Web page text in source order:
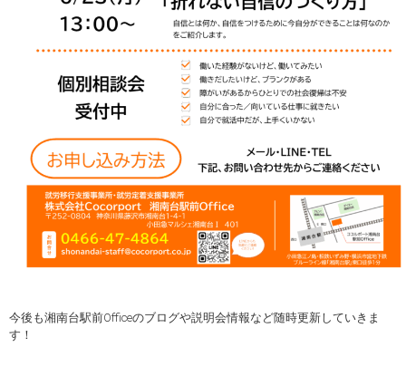
今後も湘南台駅前Officeのブログや説明会情報など随時更新していきま
す！